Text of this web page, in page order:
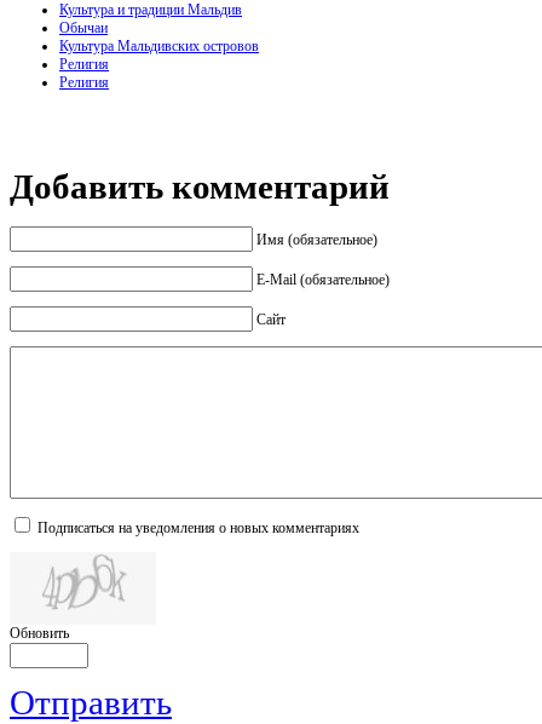
Культура и традиции Мальдив
Обычаи
Культура Мальдивских островов
Религия
Религия
Добавить комментарий
Имя (обязательное)
E-Mail (обязательное)
Сайт
Подписаться на уведомления о новых комментариях
Обновить
Отправить